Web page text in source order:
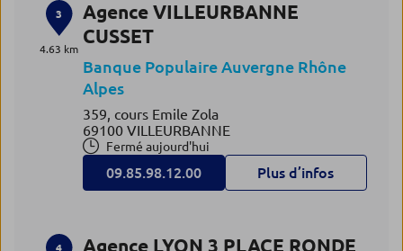
3
4.63 km
Agence VILLEURBANNE
CUSSET
Banque Populaire Auvergne Rhône
Alpes
359, cours Emile Zola
69100 VILLEURBANNE
Fermé aujourd'hui
09.85.98.12.00 Plus d’infos
4 Agence LYON 3 PLACE RONDE